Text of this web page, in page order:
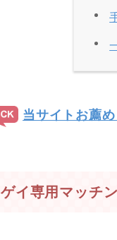
当サイトお薦
ゲイ専用マッチ